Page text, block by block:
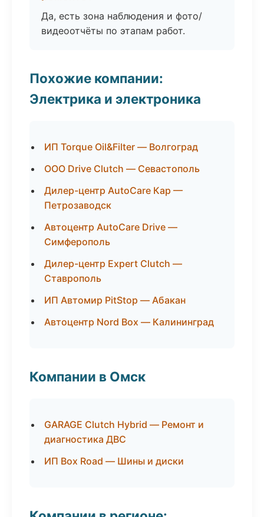
Да, есть зона наблюдения и фото/
видеоотчёты по этапам работ.
Похожие компании:
Электрика и электроника
ИП Torque Oil&Filter — Волгоград
ООО Drive Clutch — Севастополь
Дилер-центр AutoCare Кар —
Петрозаводск
Автоцентр AutoCare Drive —
Симферополь
Дилер-центр Expert Clutch —
Ставрополь
ИП Автомир PitStop — Абакан
Автоцентр Nord Box — Калининград
Компании в Омск
GARAGE Clutch Hybrid — Ремонт и
диагностика ДВС
ИП Box Road — Шины и диски